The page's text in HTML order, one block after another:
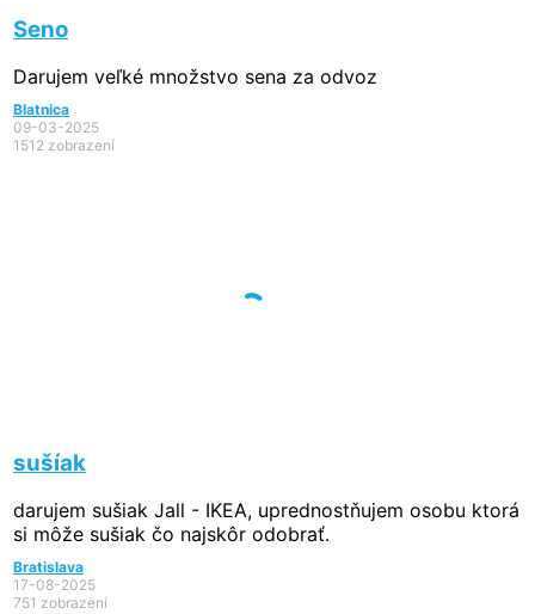
Seno
Darujem veľké množstvo sena za odvoz
Blatnica
09-03-2025
1512 zobrazení
sušíak
darujem sušiak Jall - IKEA, uprednostňujem osobu ktorá
si môže sušiak čo najskôr odobrať.
Bratislava
17-08-2025
751 zobrazení